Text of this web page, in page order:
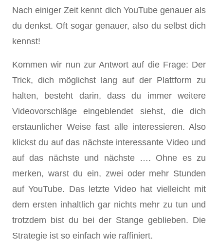
Nach einiger Zeit kennt dich YouTube genauer als
du denkst. Oft sogar genauer, also du selbst dich
kennst!
Kommen wir nun zur Antwort auf die Frage: Der
Trick, dich möglichst lang auf der Plattform zu
halten, besteht darin, dass du immer weitere
Videovorschläge eingeblendet siehst, die dich
erstaunlicher Weise fast alle interessieren. Also
klickst du auf das nächste interessante Video und
auf das nächste und nächste …. Ohne es zu
merken, warst du ein, zwei oder mehr Stunden
auf YouTube. Das letzte Video hat vielleicht mit
dem ersten inhaltlich gar nichts mehr zu tun und
trotzdem bist du bei der Stange geblieben. Die
Strategie ist so einfach wie raffiniert.